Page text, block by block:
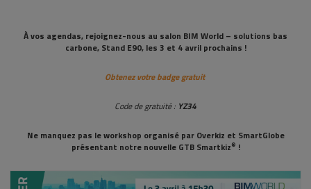
Àvos agendas, rejoignez-nous au salon BIM World – solutions bas
carbone, Stand E90, les 3 et 4 avril prochains !
Obtenez votre badge gratuit
Code de gratuité : YZ34
Ne manquez pas le workshop organisé par Overkiz et SmartGlobe
présentant notre nouvelle GTB Smartkiz® !